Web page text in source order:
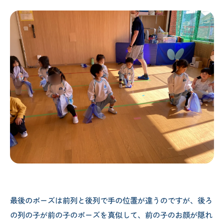
最後のポーズは前列と後列で手の位置が違うのですが、後ろ
の列の子が前の子のポーズを真似して、前の子のお顔が隠れ